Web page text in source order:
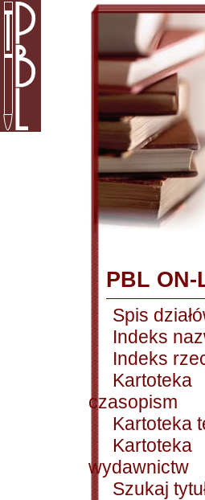
PBL ON-
Spis
Indeks
Indeks
Kartoteka
czasopism
Kartoteka
Kartoteka
wydawnictw
Szukaj